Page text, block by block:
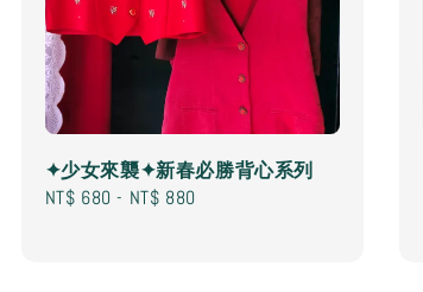
✦少女來襲✦新春必勝背心系列
Regular
NT$ 680 - NT$ 880